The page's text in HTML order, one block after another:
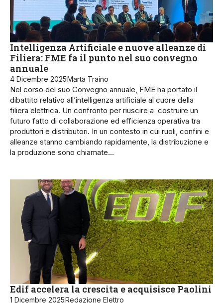
Intelligenza Artificiale e nuove alleanze di
Filiera: FME fa il punto nel suo convegno
annuale
4 Dicembre 2025Marta Traino
Nel corso del suo Convegno annuale, FME ha portato il
dibattito relativo all’intelligenza artificiale al cuore della
filiera elettrica. Un confronto per riuscire a costruire un
futuro fatto di collaborazione ed efficienza operativa tra
produttori e distributori. In un contesto in cui ruoli, confini e
alleanze stanno cambiando rapidamente, la distribuzione e
la produzione sono chiamate…
Edif accelera la crescita e acquisisce Paolini
1 Dicembre 2025Redazione Elettro